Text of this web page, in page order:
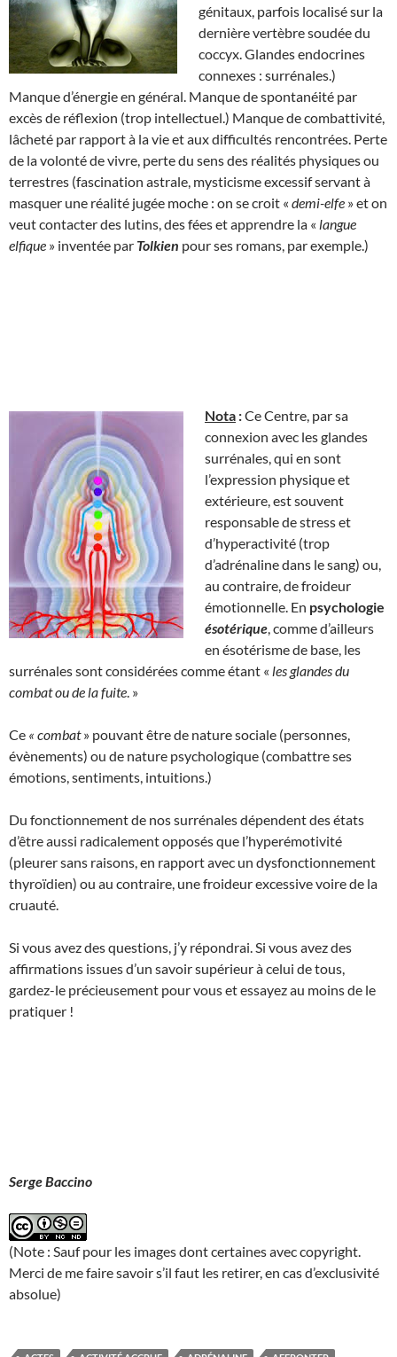
génitaux, parfois localisé sur la
dernière vertèbre soudée du
coccyx. Glandes endocrines
connexes : surrénales.)
Manque d’énergie en général. Manque de spontanéité par
excès de réflexion (trop intellectuel.) Manque de combattivité,
lâcheté par rapport à la vie et aux difficultés rencontrées. Perte
de la volonté de vivre, perte du sens des réalités physiques ou
terrestres (fascination astrale, mysticisme excessif servant à
masquer une réalité jugée moche : on se croit « demi-elfe » et on
veut contacter des lutins, des fées et apprendre la « langue
elfique » inventée par Tolkien pour ses romans, par exemple.)
Nota :Ce Centre, par sa
connexion avec les glandes
surrénales, qui en sont
l’expression physique et
extérieure, est souvent
responsable de stress et
d’hyperactivité (trop
d’adrénaline dans le sang) ou,
au contraire, de froideur
émotionnelle. En psychologie
ésotérique, comme d’ailleurs
en ésotérisme de base, les
surrénales sont considérées comme étant « les glandes du
combat ou de la fuite. »
Ce « combat» pouvant être de nature sociale (personnes,
évènements) ou de nature psychologique (combattre ses
émotions, sentiments, intuitions.)
Du fonctionnement de nos surrénales dépendent des états
d’être aussi radicalement opposés que l’hyperémotivité
(pleurer sans raisons, en rapport avec un dysfonctionnement
thyroïdien) ou au contraire, une froideur excessive voire de la
cruauté.
Si vous avez des questions, j’y répondrai. Si vous avez des
affirmations issues d’un savoir supérieur à celui de tous,
gardez-le précieusement pour vous et essayez au moins de le
pratiquer !
Serge Baccino
(Note : Sauf pour les images dont certaines avec copyright.
Merci de me faire savoir s’il faut les retirer, en cas d’exclusivité
absolue)